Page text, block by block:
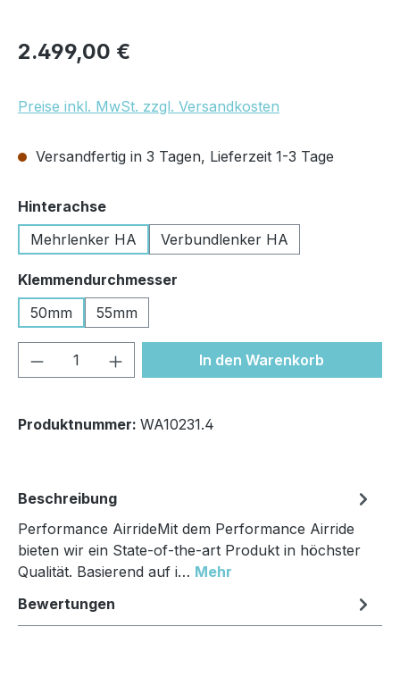
Regulärer Preis:
2.499,00 €
Preise inkl. MwSt. zzgl. Versandkosten
Versandfertig in 3 Tagen, Lieferzeit 1-3 Tage
Hinterachseauswählen
Mehrlenker HA
Verbundlenker HA
Klemmendurchmesser
50mm
55mm
Produkt Anzahl: Gib denIn den Warenkorb
Produktnummer: WA10231.4
Beschreibung
Performance AirrideMit dem Performance Airride
bieten wir ein State-of-the-art Produkt in höchster
Qualität. Basierend auf i… Mehr
Bewertungen